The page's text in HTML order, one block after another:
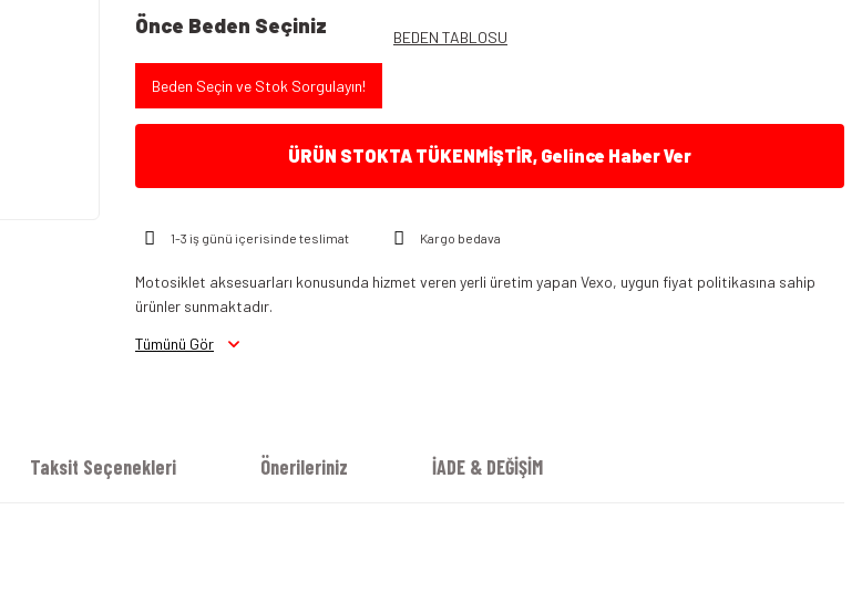
Önce Beden Seçiniz BEDEN TABLOSU
Beden Seçin ve Stok Sorgulayın!
ÜRÜN STOKTA TÜKENMİŞTİR, Gelince Haber Ver
1-3 iş günü içerisinde teslimat Kargo bedava
Motosiklet aksesuarları konusunda hizmet veren yerli üretim yapan Vexo, uygun fiyat politikasına sahip
ürünler sunmaktadır.
Tümünü Gör
Taksit Seçenekleri Önerileriniz İADE & DEĞİŞİM